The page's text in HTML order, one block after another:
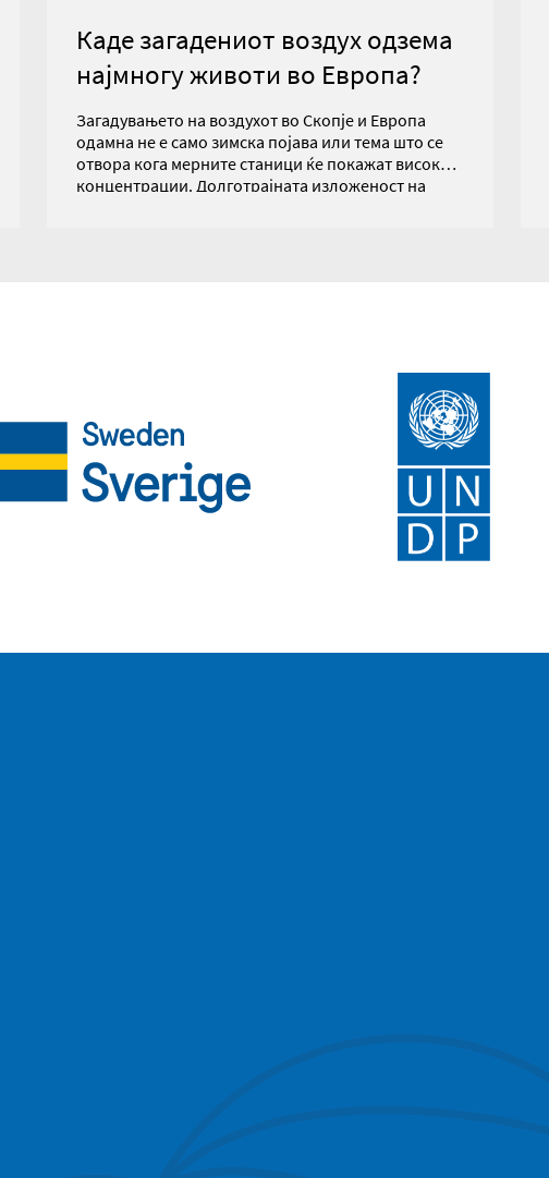
Каде загадениот воздух одзема
најмногу животи во Европа?
Загадувањето на воздухот во Скопје и Европа
одамна не е само зимска појава или тема што се
отвора кога мерните станици ќе покажат високи
концентрации. Долготрајната изложеност на